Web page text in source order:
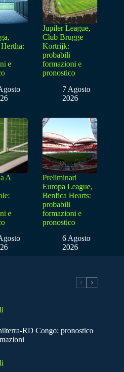
e
Jupiler League,
Club Brugge
Kortrijk:
probabili
formazioni e
pronostico
7 Agosto
2026
A
e
Preliminari
Europa League,
Benfica Hearts:
probabili
formazioni e
pronostico
6 Agosto
2026
RD Congo: pronostico